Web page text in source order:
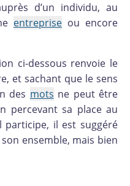
d’un individu, au
entreprise ou encore
ci-dessous renvoie le
et sachant que le sens
des mots ne peut être
percevant sa place au
participe, il est suggéré
ensemble, mais bien